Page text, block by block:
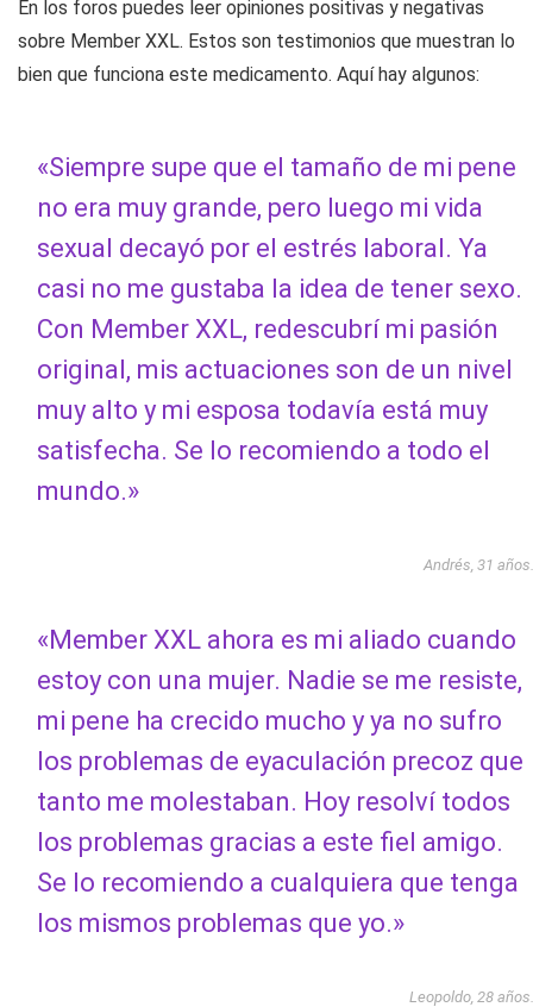
En los foros puedes leer opiniones positivas y negativas
sobre Member XXL. Estos son testimonios que muestran lo
bien que funciona este medicamento. Aquí hay algunos:
«Siempre supe que el tamaño de mi pene
no era muy grande, pero luego mi vida
sexual decayó por el estrés laboral. Ya
casi no me gustaba la idea de tener sexo.
Con Member XXL, redescubrí mi pasión
original, mis actuaciones son de un nivel
muy alto y mi esposa todavía está muy
satisfecha. Se lo recomiendo a todo el
mundo.»
Andrés, 31 años.
«Member XXL ahora es mi aliado cuando
estoy con una mujer. Nadie se me resiste,
mi pene ha crecido mucho y ya no sufro
los problemas de eyaculación precoz que
tanto me molestaban. Hoy resolví todos
los problemas gracias a este fiel amigo.
Se lo recomiendo a cualquiera que tenga
los mismos problemas que yo.»
Leopoldo, 28 años.